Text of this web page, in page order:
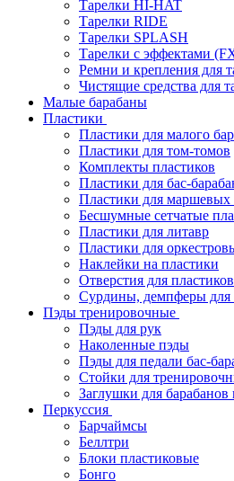
Тарелки HI-HAT
Тарелки RIDE
Тарелки SPLASH
Тарелки с эффектами
Ремни и крепления для
Чистящие средства для
Малые барабаны
Пластики
Пластики для малого
Пластики для том-томов
Комплекты пластиков
Пластики для бас-
Пластики для маршевых
Бесшумные сетчатые
Пластики для литавр
Пластики для
Наклейки на пластики
Отверстия для пластиков
Сурдины, демпферы для
Пэды тренировочные
Пэды для рук
Наколенные пэды
Пэды для педали бас-
Стойки для
Заглушки для барабанов
Перкуссия
Барчаймсы
Беллтри
Блоки пластиковые
Бонго